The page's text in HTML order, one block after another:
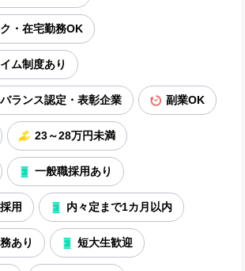
・在宅勤務OK
ム制度あり
ランス認定・表彰企業 副業OK
23～28万円未満
一般職採用あり
用 内々定まで1カ月以内
あり 短大生歓迎